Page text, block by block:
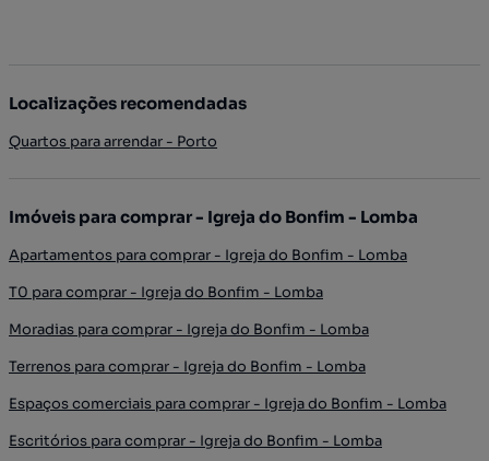
Localizações recomendadas
Quartos para arrendar - Porto
Imóveis para comprar - Igreja do Bonfim - Lomba
Apartamentos para comprar - Igreja do Bonfim - Lomba
T0 para comprar - Igreja do Bonfim - Lomba
Moradias para comprar - Igreja do Bonfim - Lomba
Terrenos para comprar - Igreja do Bonfim - Lomba
Espaços comerciais para comprar - Igreja do Bonfim - Lomba
Escritórios para comprar - Igreja do Bonfim - Lomba